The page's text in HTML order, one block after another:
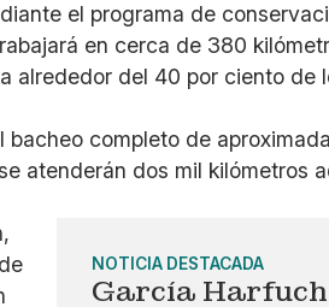
el programa de
en cerca de 380
alrededor del 40 por ciento de
bacheo completo de
atenderán dos mil kilómetros
NOTICIA DESTACADA
García